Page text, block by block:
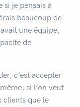
si je pensais à
beaucoup de
une équipe,
de
c’est accepter
si l’on veut
clients que le